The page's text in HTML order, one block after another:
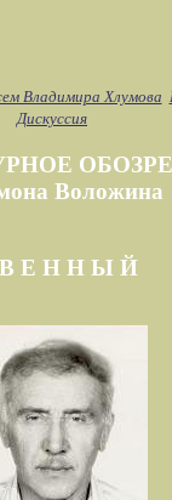
Владимира Хлумова
Дискуссия
Воложина
В Е Н Н Ы Й